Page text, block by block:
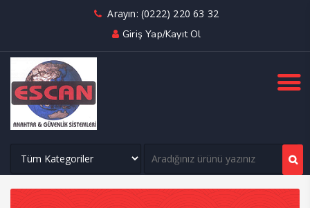
Arayın: (0222) 220 63 32
Giriş Yap/Kayıt Ol